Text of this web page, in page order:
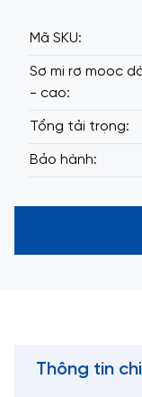
Mã SKU:
Sơ mi rơ mooc
- cao:
Tổng tải trọng:
Bảo hành:
Thông tin